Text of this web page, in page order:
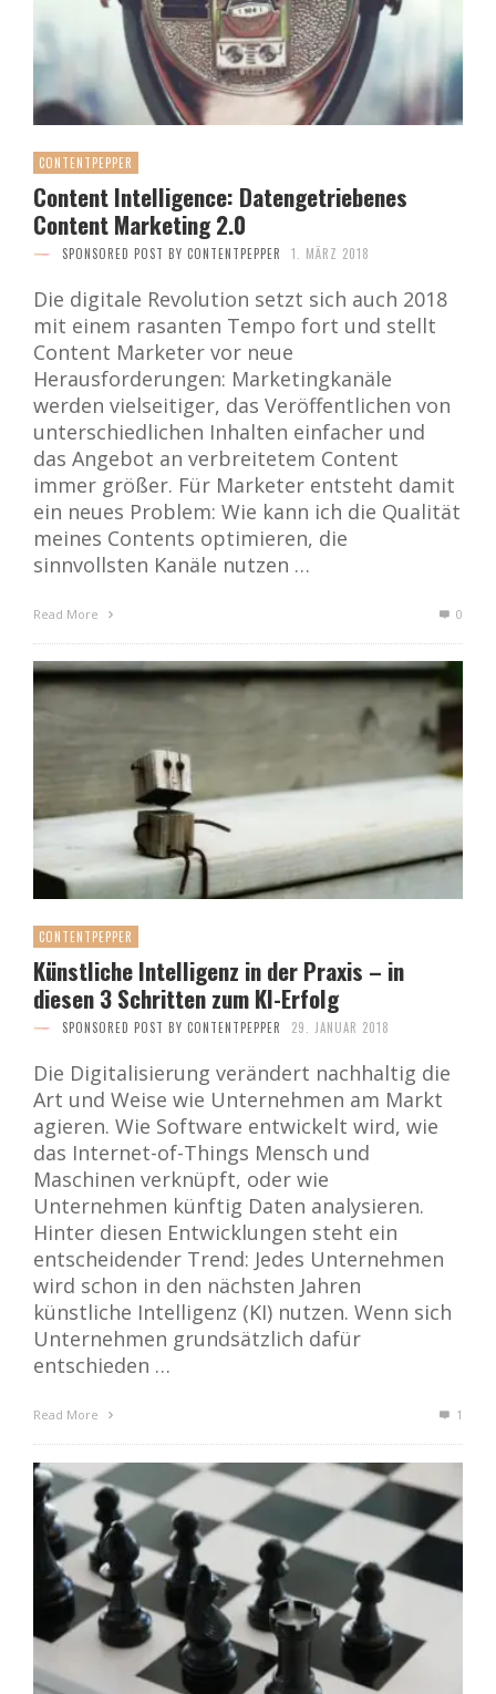
CONTENTPEPPER
Content Intelligence: Datengetriebenes
Content Marketing 2.0
SPONSORED POST BY CONTENTPEPPER 1. MÄRZ 2018
Die digitale Revolution setzt sich auch 2018
mit einem rasanten Tempo fort und stellt
Content Marketer vor neue
Herausforderungen: Marketingkanäle
werden vielseitiger, das Veröffentlichen von
unterschiedlichen Inhalten einfacher und
das Angebot an verbreitetem Content
immer größer. Für Marketer entsteht damit
ein neues Problem: Wie kann ich die Qualität
meines Contents optimieren, die
sinnvollsten Kanäle nutzen …
Read More 0
CONTENTPEPPER
Künstliche Intelligenz in der Praxis – in
diesen 3 Schritten zum KI-Erfolg
SPONSORED POST BY CONTENTPEPPER 29. JANUAR 2018
Die Digitalisierung verändert nachhaltig die
Art und Weise wie Unternehmen am Markt
agieren. Wie Software entwickelt wird, wie
das Internet-of-Things Mensch und
Maschinen verknüpft, oder wie
Unternehmen künftig Daten analysieren.
Hinter diesen Entwicklungen steht ein
entscheidender Trend: Jedes Unternehmen
wird schon in den nächsten Jahren
künstliche Intelligenz (KI) nutzen. Wenn sich
Unternehmen grundsätzlich dafür
entschieden …
Read More 1